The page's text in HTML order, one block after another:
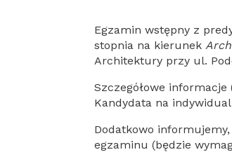
Egzamin wstępny z
stopnia na kierunek
Architektury przy ul.
Szczegółowe
Kandydata na
Dodatkowo
egzaminu (będzie